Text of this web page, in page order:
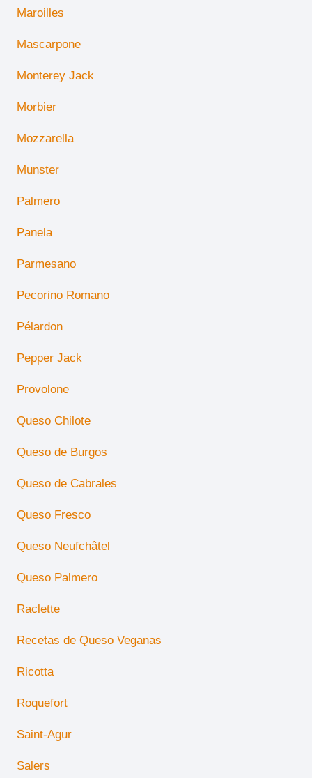
Maroilles
Mascarpone
Monterey Jack
Morbier
Mozzarella
Munster
Palmero
Panela
Parmesano
Pecorino Romano
Pélardon
Pepper Jack
Provolone
Queso Chilote
Queso de Burgos
Queso de Cabrales
Queso Fresco
Queso Neufchâtel
Queso Palmero
Raclette
Recetas de Queso Veganas
Ricotta
Roquefort
Saint-Agur
Salers